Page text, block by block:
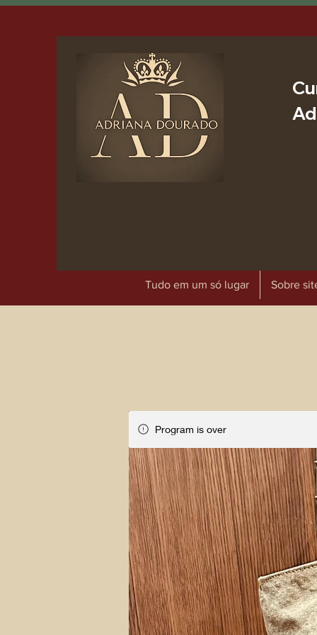
Tudo em um só lugar Sobre
Program is over